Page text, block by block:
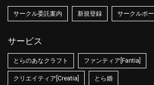
サークル委託案内 新規登録 サークルポ
サービス
とらのあなクラフト ファンティア[Fantia]
クリエイティア[Creatia] とら婚